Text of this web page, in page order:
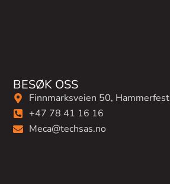
BESØK OSS
Finnmarksveien 50, Hammerfest
+47 78 41 16 16
Meca@techsas.no